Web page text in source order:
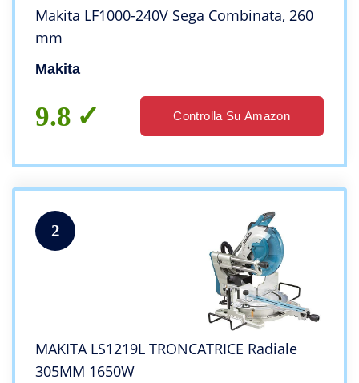
Makita LF1000-240V Sega Combinata, 260
mm
Makita
9.8 Controlla Su Amazon
2
MAKITA LS1219L TRONCATRICE Radiale
305MM 1650W